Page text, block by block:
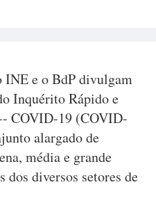
INE e o BdP divulgam
Inquérito Rápido e
COVID-19 (COVID-
alargado de
média e grande
dos diversos setores de